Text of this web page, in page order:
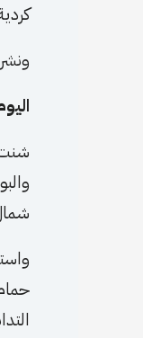
شنت